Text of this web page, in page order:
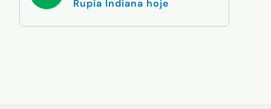
Rupia Indiana hoje